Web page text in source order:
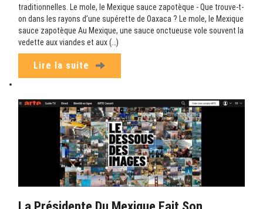
traditionnelles. Le mole, le Mexique sauce zapotèque - Que trouve-t-
on dans les rayons d’une supérette de Oaxaca ? Le mole, le Mexique
sauce zapotèque Au Mexique, une sauce onctueuse vole souvent la
vedette aux viandes et aux (…)
Lire la suite